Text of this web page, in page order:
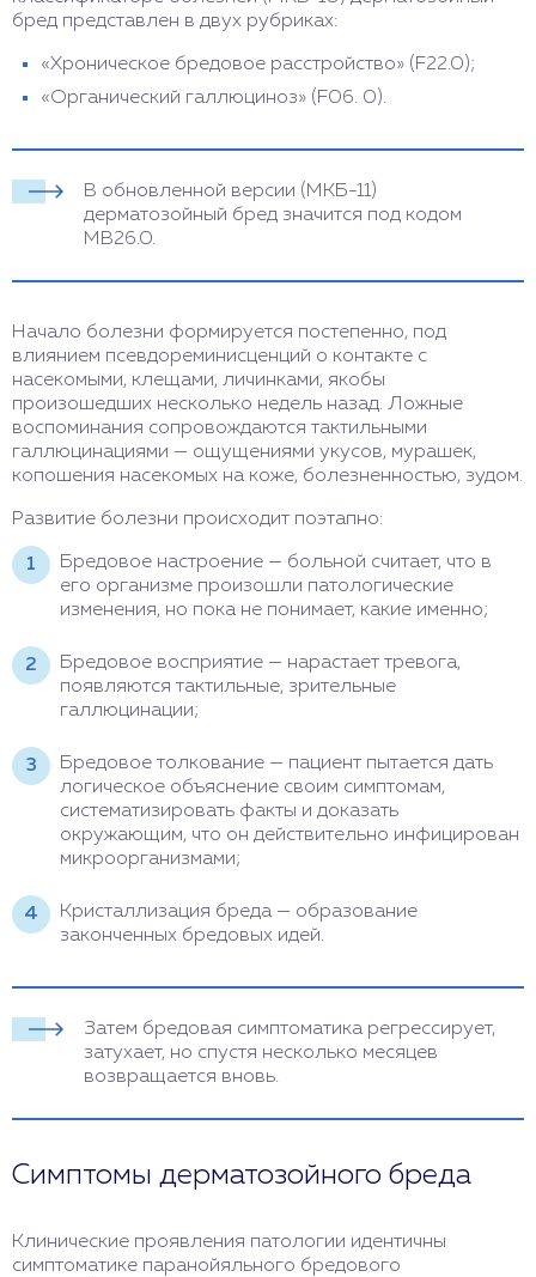
бред представлен в двух рубриках:
«Хроническое бредовое расстройство» (F22.0);
«Органический галлюциноз» (F06. 0).
В обновленной версии (МКБ-11)
дерматозойный бред значится под кодом
MB26.0.
Начало болезни формируется постепенно, под
влиянием псевдореминисценций о контакте с
насекомыми, клещами, личинками, якобы
произошедших несколько недель назад. Ложные
воспоминания сопровождаются тактильными
галлюцинациями — ощущениями укусов, мурашек,
копошения насекомых на коже, болезненностью, зудом.
Развитие болезни происходит поэтапно:
Бредовое настроение — больной считает, что в
его организме произошли патологические
изменения, но пока не понимает, какие именно;
Бредовое восприятие — нарастает тревога,
появляются тактильные, зрительные
галлюцинации;
Бредовое толкование — пациент пытается дать
логическое объяснение своим симптомам,
систематизировать факты и доказать
окружающим, что он действительно инфицирован
микроорганизмами;
Кристаллизация бреда — образование
законченных бредовых идей.
Затем бредовая симптоматика регрессирует,
затухает, но спустя несколько месяцев
возвращается вновь.
Симптомы дерматозойного бреда
Клинические проявления патологии идентичны
симптоматике паранойяльного бредового